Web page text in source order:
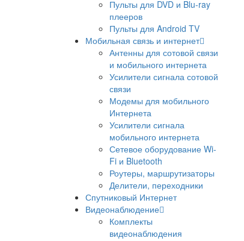
Пульты для DVD и Blu-ray
плееров
Пульты для Android TV
Мобильная связь и интернет
Антенны для сотовой связи
и мобильного интернета
Усилители сигнала сотовой
связи
Модемы для мобильного
Интернета
Усилители сигнала
мобильного интернета
Сетевое оборудование Wi-
Fi и Bluetooth
Роутеры, маршрутизаторы
Делители, переходники
Спутниковый Интернет
Видеонаблюдение
Комплекты
видеонаблюдения